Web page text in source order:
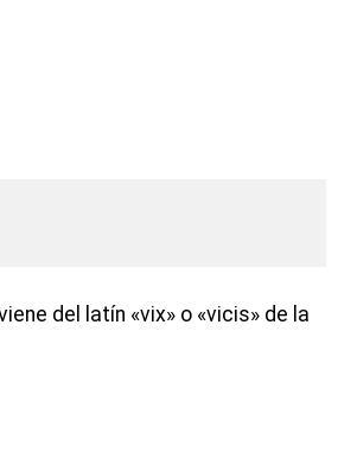
del latín «vix» o «vicis» de la